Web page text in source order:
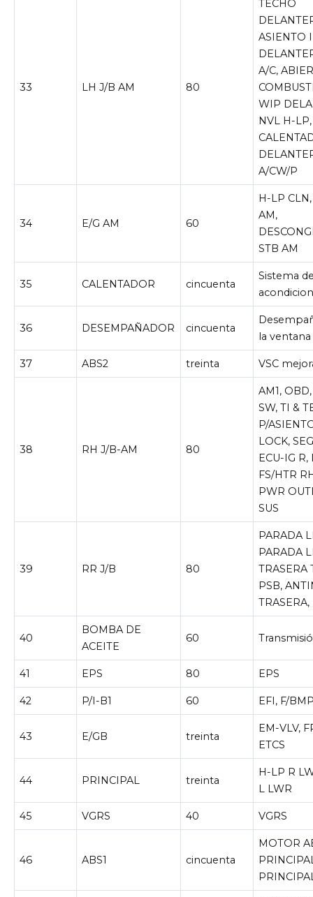
33 LH J/B AM 80
TECHO
ASIENTO
A/C,
WIP
NVL H-LP,
A/CW/P
34 E/G AM 60
H-LP
AM,
STB AM
35 CALENTADOR cincuenta
Sistema
36 DESEMPAÑADOR cincuenta
la
37 ABS2 treinta VSC
38 RH J/B-AM 80
AM1,
SW, TI &
P/
LOCK,
ECU-IG R,
FS/HTR
PWR
SUS
39 RR J/B 80
PARADA
PARADA
TRASERA
PSB,
TRASERA,
40
BOMBA DE
ACEITE
60
41 EPS 80 EPS
42 P/I-B1 60 EFI, F/
43 E/GB treinta
EM-VLV,
ETCS
44 PRINCIPAL treinta
H-LP R
L LWR
45 VGRS 40 VGRS
46 ABS1 cincuenta
MOTOR